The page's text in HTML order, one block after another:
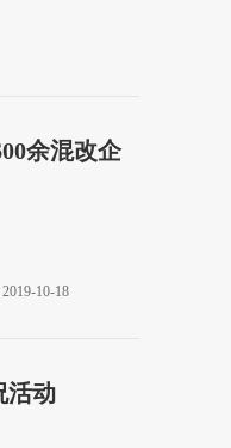
余混改企
2019-10-18
活动